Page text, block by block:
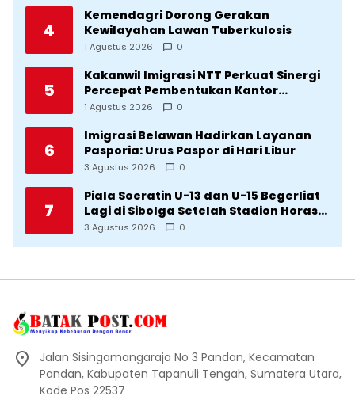
4
Kemendagri Dorong Gerakan
Kewilayahan Lawan Tuberkulosis
1 Agustus 2026 0
5
Kakanwil Imigrasi NTT Perkuat Sinergi
Percepat Pembentukan Kantor
Imigrasi Sumba Timur
1 Agustus 2026 0
6
Imigrasi Belawan Hadirkan Layanan
Pasporia: Urus Paspor di Hari Libur
3 Agustus 2026 0
7
Piala Soeratin U-13 dan U-15 Begerliat
Lagi di Sibolga Setelah Stadion Horas
Direvitalisasi Wali Kota
3 Agustus 2026 0
Jalan Sisingamangaraja No 3 Pandan, Kecamatan
Pandan, Kabupaten Tapanuli Tengah, Sumatera Utara,
Kode Pos 22537